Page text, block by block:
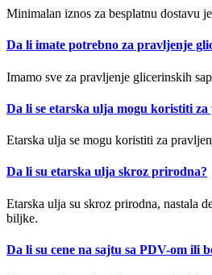
Minimalan iznos za besplatnu dostavu
Da li imate potrebno za pravljenje
Imamo sve za pravljenje glicerinskih
Da li se etarska ulja mogu koristiti za
Etarska ulja se mogu koristiti za
Da li su etarska ulja skroz prirodna?
Etarska ulja su skroz prirodna, nastala
biljke.
Da li su cene na sajtu sa PDV-om ili